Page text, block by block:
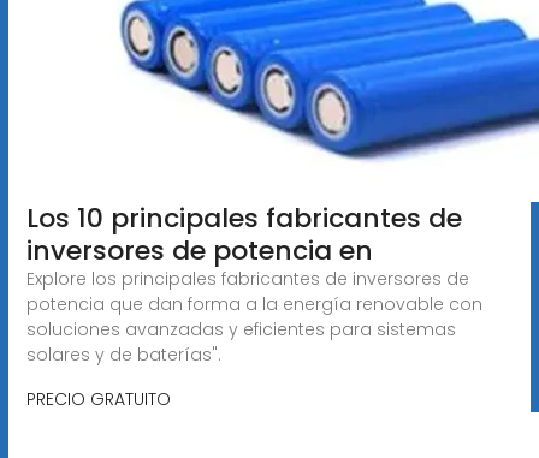
Los 10 principales fabricantes de
inversores de potencia en
Explore los principales fabricantes de inversores de
potencia que dan forma a la energía renovable con
soluciones avanzadas y eficientes para sistemas
solares y de baterías".
PRECIO GRATUITO